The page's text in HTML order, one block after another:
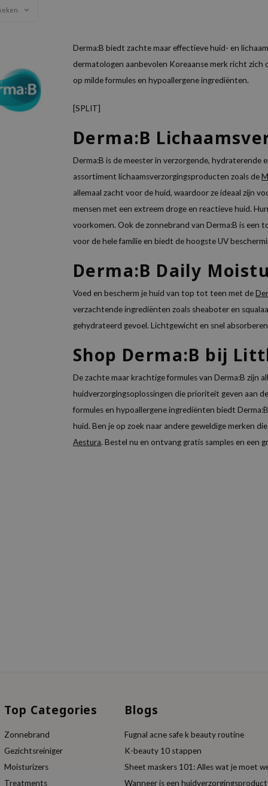
Derma:B biedt zachte maar effectieve huid- en
dermatologen aanbevolen Koreaanse merk richt zich
op milde formules en hypoallergene ingrediënten.
[SPLIT]
Derma:B
Derma:B is de meester in verzorgende, hydraterende
assortiment lichaamsverzorgingsproducten zoals de
allemaal zacht voor de huid, waardoor ze ideaal zijn
mensen met een extreem droge en reactieve huid.
voorkomen. Ook de zonnebrand van Derma:B is een
voor de hele familie en biedt de hoogste UV
Derma:B Daily
Voed en bescherm je huid van top tot teen met de
verzachtende ingrediënten zoals sheaboter en
gehydrateerd gevoel. Lichtgewicht en snel
Shop Derma:B bij
De zachte maar krachtige formules van Derma:B zijn
huidverzorgingsoplossingen die prioriteit geven aan
formules en hypoallergene ingrediënten biedt
huid. Ben je op zoek naar andere geweldige merken
Aestura. Bestel nu en ontvang gratis samples en een
Top Categories
Zonnebrand
Gezichtsreiniger
Moisturizers
Treatments
Blogs
Fugnal acne safe k beauty routine
K-beauty 10 stappen
Sheet maskers 101: Alles wat je moet
Wanneer is een